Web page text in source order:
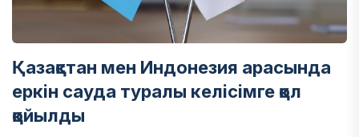
Қазақстан мен Индонезия арасында
еркін сауда туралы келісімге қол
қойылды